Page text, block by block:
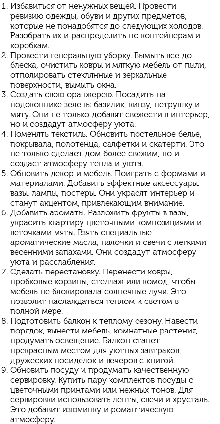
Избавиться от ненужных вещей. Провести
ревизию одежды, обуви и других предметов,
которые не понадобятся до следующих холодов.
Разобрать их и распределить по контейнерам и
коробкам.
Провести генеральную уборку. Вымыть все до
блеска, очистить ковры и мягкую мебель от пыли,
отполировать стеклянные и зеркальные
поверхности, вымыть окна.
Создать свою оранжерею. Посадить на
подоконнике зелень: базилик, кинзу, петрушку и
мяту. Они не только добавят свежести в интерьер,
но и создадут атмосферу уюта.
Поменять текстиль. Обновить постельное белье,
покрывала, полотенца, салфетки и скатерти. Это
не только сделает дом более свежим, но и
создаст атмосферу тепла и уюта.
Обновить декор и мебель. Поиграть с формами и
материалами. Добавить эффектные аксессуары:
вазы, лампы, постеры. Они украсят интерьер и
станут акцентом, привлекающим внимание.
Добавить ароматы. Разложить фрукты в вазы,
украсить квартиру цветочными композициями и
веточками мяты. Взять специальные
ароматические масла, палочки и свечи с легкими
весенними запахами. Они создадут атмосферу
уюта и расслабления.
Сделать перестановку. Перенести ковры,
пробковые корзины, стеллаж или комод, чтобы
мебель не блокировала солнечные лучи. Это
позволит наслаждаться теплом и светом в
полной мере.
Подготовить балкон к теплому сезону. Навести
порядок, вынести мебель, комнатные растения,
продумать освещение. Балкон станет
прекрасным местом для уютных завтраков,
дружеских посиделок и вечеров с книгой.
Обновить посуду и продумать качественную
сервировку. Купить пару комплектов посуды с
цветочными принтами или нежных тонов. Для
сервировки использовать ленты, свечи и хрусталь.
Это добавит изюминку и романтическую
атмосферу.